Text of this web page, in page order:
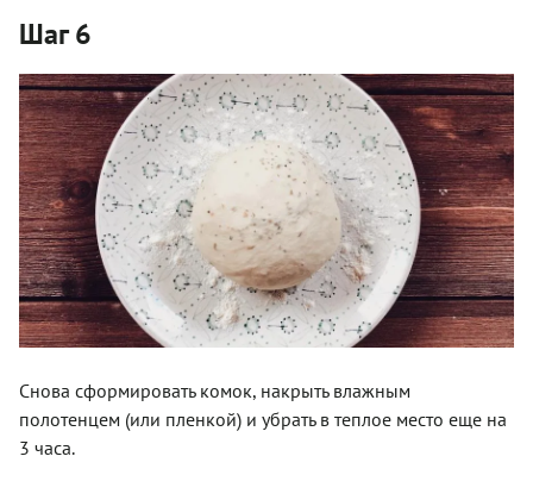
Шаг 6
Снова сформировать комок, накрыть влажным
полотенцем (или пленкой) и убрать в теплое место еще на
3 часа.